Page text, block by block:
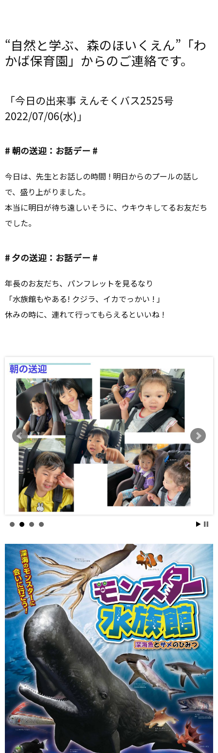
“自然と学ぶ、森のほいくえん”「わ
かば保育園」からのご連絡です。
「今日の出来事 えんそくバス2525号
2022/07/06(水)」
# 朝の送迎：お話デー #
今日は、先生とお話しの時間 ! 明日からのプールの話し
で、盛り上がりました。
本当に明日が待ち遠しいそうに、ウキウキしてるお友だち
でした。
# 夕の送迎：お話デー #
年長のお友だち、パンフレットを見るなり
「水族館もやある! クジラ、イカでっかい ! 」
休みの時に、連れて行ってもらえるといいね !